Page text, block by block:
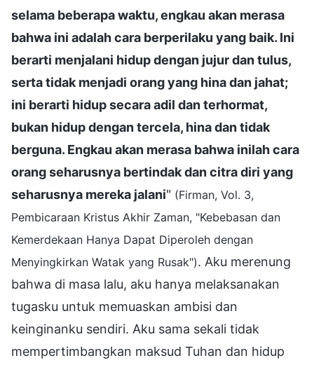
selama beberapa waktu, engkau akan merasa
bahwa ini adalah cara berperilaku yang baik. Ini
berarti menjalani hidup dengan jujur dan tulus,
serta tidak menjadi orang yang hina dan jahat;
ini berarti hidup secara adil dan terhormat,
bukan hidup dengan tercela, hina dan tidak
berguna. Engkau akan merasa bahwa inilah cara
orang seharusnya bertindak dan citra diri yang
seharusnya mereka jalani" (Firman, Vol. 3,
Pembicaraan Kristus Akhir Zaman, "Kebebasan dan
Kemerdekaan Hanya Dapat Diperoleh dengan
Menyingkirkan Watak yang Rusak"). Aku merenung
bahwa di masa lalu, aku hanya melaksanakan
tugasku untuk memuaskan ambisi dan
keinginanku sendiri. Aku sama sekali tidak
mempertimbangkan maksud Tuhan dan hidup